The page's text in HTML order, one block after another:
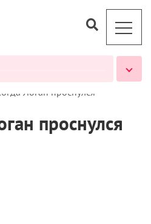
Логан проснулся
проснулся